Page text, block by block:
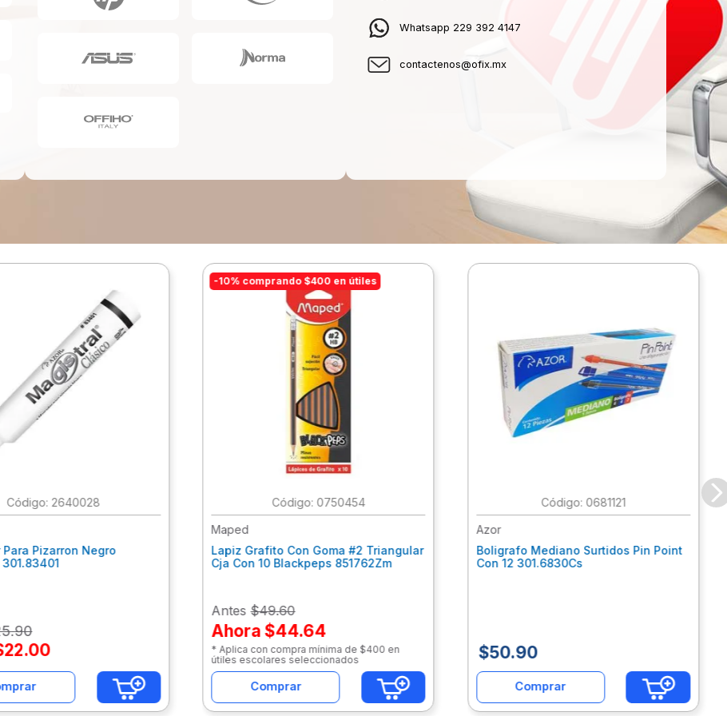
Whatsapp 229 392 4147
contactenos@ofix.mx
: 2640028
Pizarron Negro
.90
22.00
-10% comprando $400 en útiles
: 0750454
Maped
Lapiz Grafito Con Goma #2 Triangular
Cja Con 10 Blackpeps 851762Zm
Antes$49.60
Ahora$44.64
* Aplica con compra mínima de $400 en
útiles escolares seleccionados
Comprar
: 0681121
Azor
Boligrafo Mediano Surtidos Pin Point
Con 12 301.6830Cs
$50.90
Comprar